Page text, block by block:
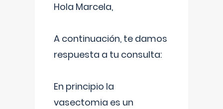
Hola Marcela,
A continuación, te damos
respuesta a tu consulta:
En principio la
vasectomia es un